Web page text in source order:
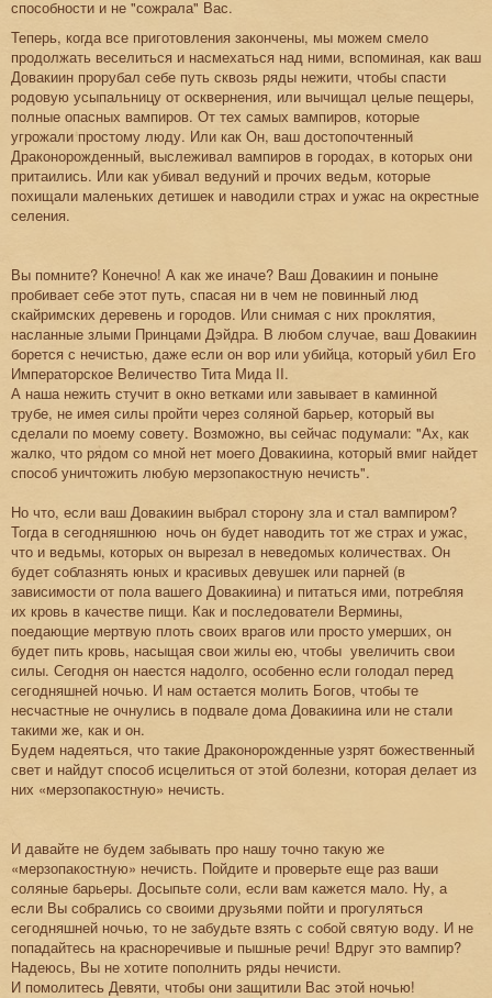
способности и не "сожрала" Вас.
Теперь, когда все приготовления закончены, мы можем смело
продолжать веселиться и насмехаться над ними, вспоминая, как ваш
Довакиин прорубал себе путь сквозь ряды нежити, чтобы спасти
родовую усыпальницу от осквернения, или вычищал целые пещеры,
полные опасных вампиров. От тех самых вампиров, которые
угрожали простому люду. Или как Он, ваш достопочтенный
Драконорожденный, выслеживал вампиров в городах, в которых они
притаились. Или как убивал ведуний и прочих ведьм, которые
похищали маленьких детишек и наводили страх и ужас на окрестные
селения.
Вы помните? Конечно! А как же иначе? Ваш Довакиин и поныне
пробивает себе этот путь, спасая ни в чем не повинный люд
скайримских деревень и городов. Или снимая с них проклятия,
насланные злыми Принцами Дэйдра. В любом случае, ваш Довакиин
борется с нечистью, даже если он вор или убийца, который убил Его
Императорское Величество Тита Мида II.
А наша нежить стучит в окно ветками или завывает в каминной
трубе, не имея силы пройти через соляной барьер, который вы
сделали по моему совету. Возможно, вы сейчас подумали: "Ах, как
жалко, что рядом со мной нет моего Довакиина, который вмиг найдет
способ уничтожить любую мерзопакостную нечисть".
Но что, если ваш Довакиин выбрал сторону зла и стал вампиром?
Тогда в сегодняшнюю ночь он будет наводить тот же страх и ужас,
что и ведьмы, которых он вырезал в неведомых количествах. Он
будет соблазнять юных и красивых девушек или парней (в
зависимости от пола вашего Довакиина) и питаться ими, потребляя
их кровь в качестве пищи. Как и последователи Вермины,
поедающие мертвую плоть своих врагов или просто умерших, он
будет пить кровь, насыщая свои жилы ею, чтобы увеличить свои
силы. Сегодня он наестся надолго, особенно если голодал перед
сегодняшней ночью. И нам остается молить Богов, чтобы те
несчастные не очнулись в подвале дома Довакиина или не стали
такими же, как и он.
Будем надеяться, что такие Драконорожденные узрят божественный
свет и найдут способ исцелиться от этой болезни, которая делает из
них «мерзопакостную» нечисть.
И давайте не будем забывать про нашу точно такую же
«мерзопакостную» нечисть. Пойдите и проверьте еще раз ваши
соляные барьеры. Досыпьте соли, если вам кажется мало. Ну, а
если Вы собрались со своими друзьями пойти и прогуляться
сегодняшней ночью, то не забудьте взять с собой святую воду. И не
попадайтесь на красноречивые и пышные речи! Вдруг это вампир?
Надеюсь, Вы не хотите пополнить ряды нечисти.
И помолитесь Девяти, чтобы они защитили Вас этой ночью!